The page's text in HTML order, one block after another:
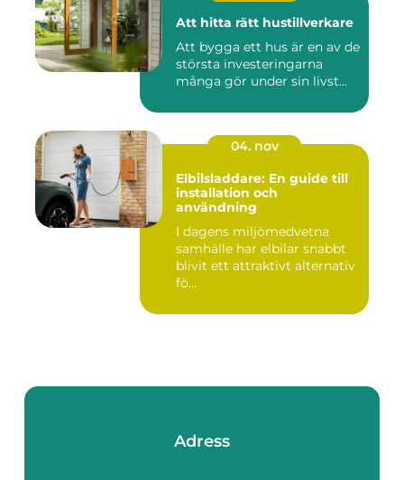
Att hitta rätt hustillverkare
Att bygga ett hus är en av de
största investeringarna
många gör under sin livst...
04. nov
Elbilsladdare: En guide till
installation och
användning
I dagens miljömedvetna
samhälle har elbilar snabbt
blivit ett attraktivt alternativ
fö...
Adress